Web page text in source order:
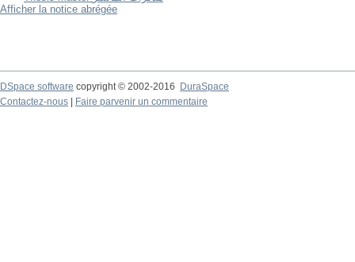
Afficher la notice abrégée
DSpace software copyright © 2002-2016
DuraSpace
Contactez-nous
Faire parvenir un commentaire